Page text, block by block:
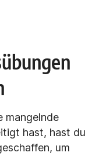
mangelnde
hast, hast du
um